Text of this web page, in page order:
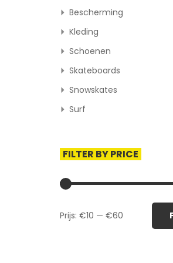
Bescherming
Kleding
Schoenen
Skateboards
Snowskates
Surf
FILTER BY PRICE
prijs
prijs
Prijs: €10 — €60